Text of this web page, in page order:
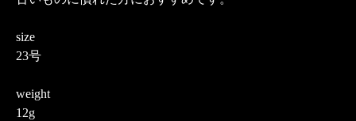
size
23号
weight
12g